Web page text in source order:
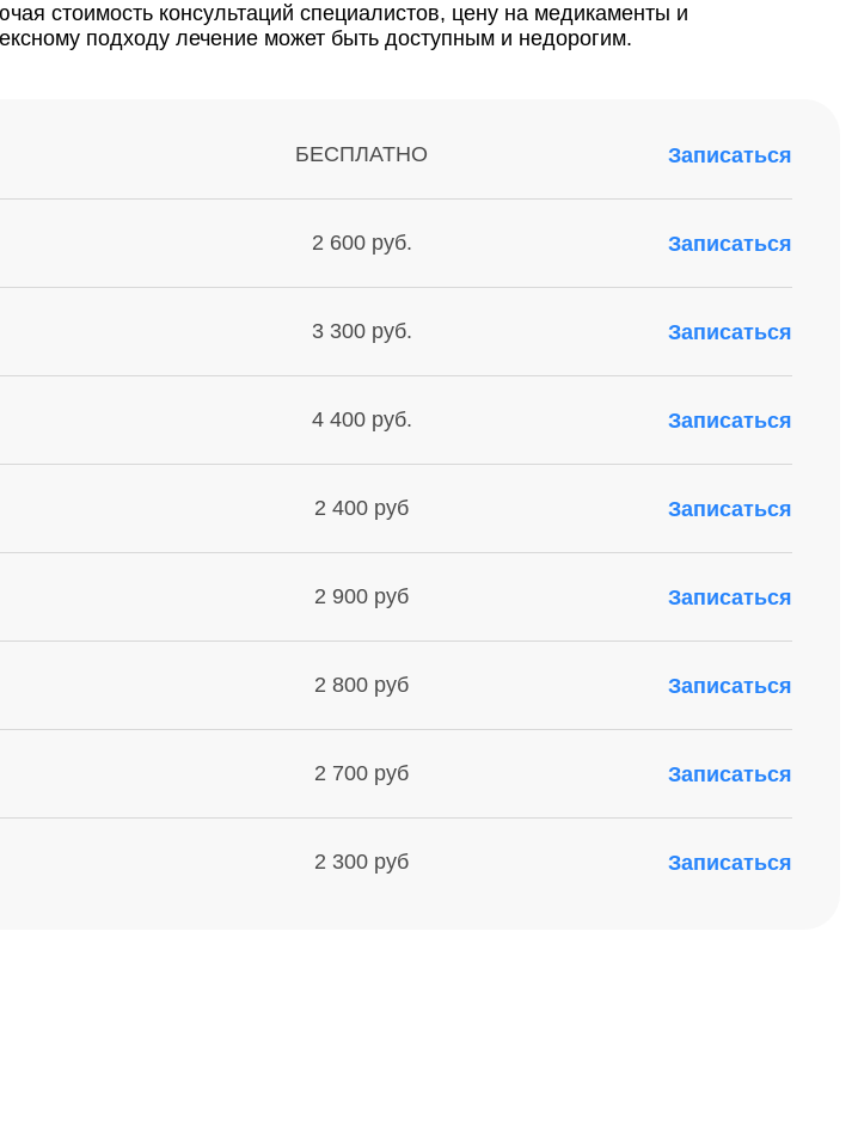
стоимость консультаций специалистов, цену на медикаменты и
подходу лечение может быть доступным и недорогим.
БЕСПЛАТНО Записаться
2 600 руб. Записаться
3 300 руб. Записаться
4 400 руб. Записаться
2 400 руб Записаться
2 900 руб Записаться
2 800 руб Записаться
2 700 руб Записаться
2 300 руб Записаться